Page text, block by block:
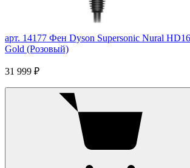
арт. 14177 Фен Dyson Supersonic Nural
Gold (Розовый)
31 999 ₽